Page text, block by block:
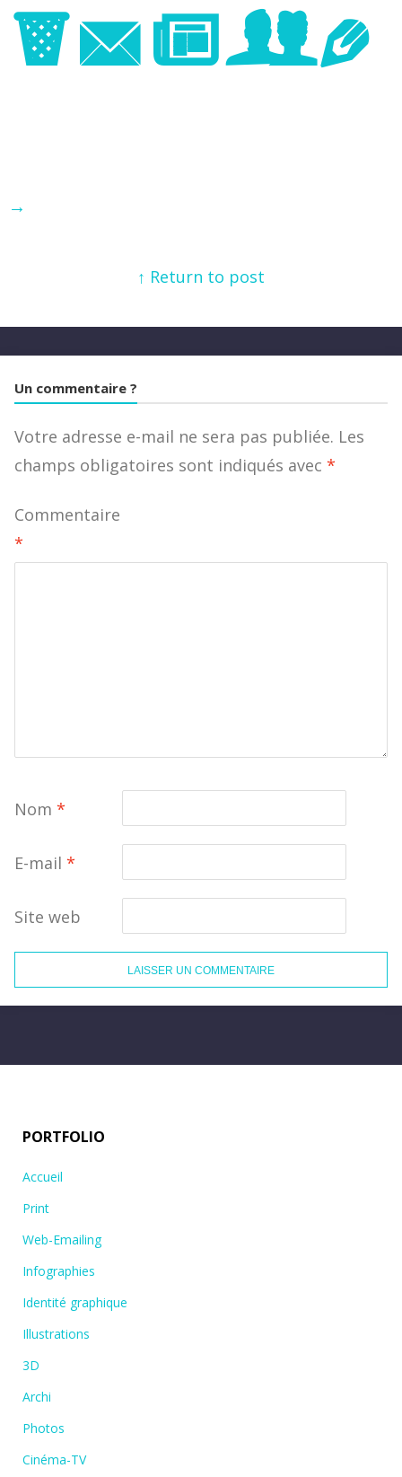
Image
→
↑ Return to post
Un commentaire ?
Votre adresse e-mail ne sera pas publiée. Les
champs obligatoires sont indiqués avec *
Commentaire
*
Nom *
E-mail *
Site web
PORTFOLIO
Accueil
Print
Web-Emailing
Infographies
Identité graphique
Illustrations
3D
Archi
Photos
Cinéma-TV